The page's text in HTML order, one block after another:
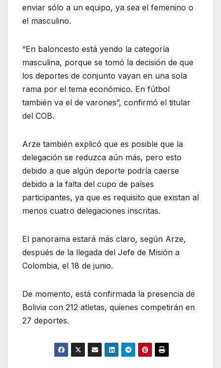
enviar sólo a un equipo, ya sea el femenino o
el masculino.
“En baloncesto está yendo la categoría
masculina, porque se tomó la decisión de que
los deportes de conjunto vayan en una sola
rama por el tema económico. En fútbol
también va el de varones”, confirmó el titular
del COB.
Arze también explicó que es posible que la
delegación se reduzca aún más, pero esto
debido a que algún deporte podría caerse
debido a la falta del cupo de países
participantes, ya que es requisito que existan al
menos cuatro delegaciones inscritas.
El panorama estará más claro, según Arze,
después de la llegada del Jefe de Misión a
Colombia, el 18 de junio.
De momento, está confirmada la presencia de
Bolivia con 212 atletas, quienes competirán en
27 deportes.